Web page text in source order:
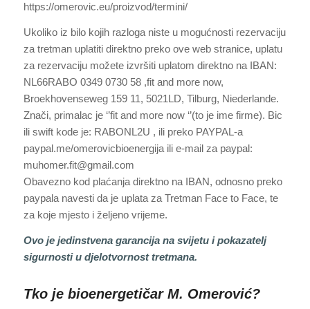
https://omerovic.eu/proizvod/termini/
Ukoliko iz bilo kojih razloga niste u mogućnosti rezervaciju
za tretman uplatiti direktno preko ove web stranice, uplatu
za rezervaciju možete izvršiti uplatom direktno na IBAN:
NL66RABO 0349 0730 58 ,fit and more now,
Broekhovenseweg 159 11, 5021LD, Tilburg, Niederlande.
Znači, primalac je ‘’fit and more now ‘’(to je ime firme). Bic
ili swift kode je: RABONL2U , ili preko PAYPAL-a
paypal.me/omerovicbioenergija ili e-mail za paypal:
muhomer.fit@gmail.com
Obavezno kod plaćanja direktno na IBAN, odnosno preko
paypala navesti da je uplata za Tretman Face to Face, te
za koje mjesto i željeno vrijeme.
Ovo je jedinstvena garancija na svijetu i pokazatelj
sigurnosti u djelotvornost tretmana.
Tko je bioenergetičar M. Omerović?